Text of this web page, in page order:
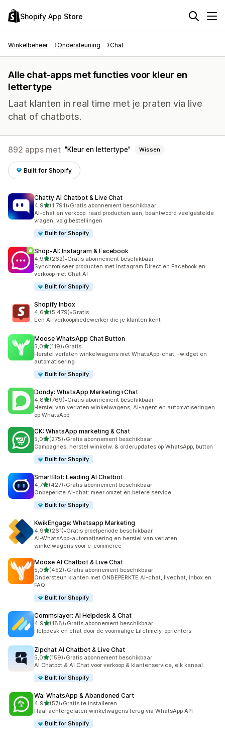
Shopify App Store
Winkelbeheer Ondersteuning Chat
Alle chat-apps met functies voor kleur en
lettertype
Laat klanten in real time met je praten via live
chat of chatbots.
892 apps met Kleur en lettertype Wissen
Built for Shopify
Chatty AI Chatbot & Live Chat
4,9van 5 sterren
(1.791)
1791 recensies in totaal
•Gratis abonnement beschikbaar
AI-chat en verkoop: raad producten aan, beantwoord veelgestelde
vragen, volg bestellingen
Built for Shopify
Shop‑AI: Instagram & Facebook
4,9van 5 sterren
(262)
262 recensies in totaal
•Gratis abonnement beschikbaar
Synchroniseer producten met Instagram Direct en Facebook en
verkoop met Chat AI
Built for Shopify
Shopify Inbox
4,6van 5 sterren
(5.479)
5479 recensies in totaal
•Gratis
Een AI-verkoopmedewerker die je klanten kent
Moose WhatsApp Chat Button
5,0van 5 sterren
(119)
119 recensies in totaal
•Gratis
Herstel verlaten winkelwagens met WhatsApp-chat, -widget en
automatisering
Built for Shopify
Dondy: WhatsApp Marketing+Chat
4,8van 5 sterren
(769)
769 recensies in totaal
•Gratis abonnement beschikbaar
Herstel van verlaten winkelwagens, AI-agent en automatiseringen
op WhatsApp
CK: WhatsApp marketing & Chat
5,0van 5 sterren
(275)
275 recensies in totaal
•Gratis abonnement beschikbaar
Campagnes, herstel winkelw. & orderupdates op WhatsApp, button
Built for Shopify
SmartBot: Leading AI Chatbot
4,7van 5 sterren
(427)
427 recensies in totaal
•Gratis abonnement beschikbaar
Onbeperkte AI-chat: meer omzet en betere service
Built for Shopify
KwikEngage: Whatsapp Marketing
4,9van 5 sterren
(261)
261 recensies in totaal
•Gratis proefperiode beschikbaar
AI-WhatsApp-automatisering en herstel van verlaten
winkelwagens voor e-commerce
Moose AI Chatbot & Live Chat
5,0van 5 sterren
(452)
452 recensies in totaal
•Gratis abonnement beschikbaar
Ondersteun klanten met ONBEPERKTE AI-chat, livechat, inbox en
FAQ
Built for Shopify
Commslayer: AI Helpdesk & Chat
4,9van 5 sterren
(188)
188 recensies in totaal
•Gratis abonnement beschikbaar
Helpdesk en chat door de voormalige Lifetimely-oprichters
Zipchat AI Chatbot & Live Chat
5,0van 5 sterren
(159)
159 recensies in totaal
•Gratis abonnement beschikbaar
AI Chatbot & AI Chat voor verkoop & klantenservice, elk kanaal
Built for Shopify
Wa: WhatsApp & Abandoned Cart
4,9van 5 sterren
(57)
57 recensies in totaal
•Gratis te installeren
Haal achtergelaten winkelwagens terug via WhatsApp API
Built for Shopify